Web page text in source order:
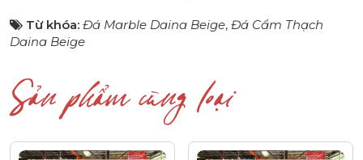
Từ khóa: Đá Marble Daina Beige, Đá Cẩm Thạch
Daina Beige
Sản phẩm cùng loại